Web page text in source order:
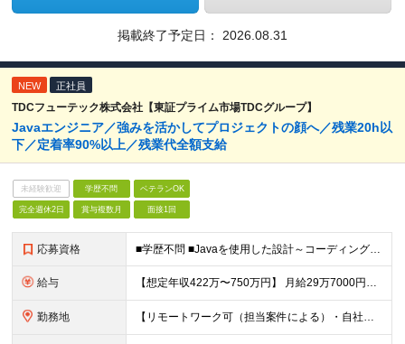
掲載終了予定日： 2026.08.31
NEW 正社員
TDCフューテック株式会社【東証プライム市場TDCグループ】
Javaエンジニア／強みを活かしてプロジェクトの顔へ／残業20h以
下／定着率90%以上／残業代全額⽀給
未経験歓迎 学歴不問 ベテランOK
完全週休2日 賞与複数月 面接1回
応募資格 ■学歴不問 ■Javaを使用した設計～コーディング～テストまで一連の実務経験がある方
給与 【想定年収422万〜750万円】 ⽉給29万7000円以上＋賞与年2回 ※経験・能力に応じて決定します ※残業代は別途全額支給します ※試用期間3ヶ月（給与・待遇に差異はありません）
勤務地 【リモートワーク可（担当案件による）・自社開発あり】 東京本社（中央区）または都内近郊（新宿・大手町・横浜・大宮・品川）・大阪市・新潟市などのプロジェクト先 ※勤務先は相談して決定します。 ※転勤はあ